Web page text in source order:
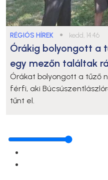
RÉGIÓS HÍREK ● kedd, 14:46
Órákig bolyongott a
egy mezőn találtak
Órákat bolyongott a tűző
férfi, aki
tűnt el.